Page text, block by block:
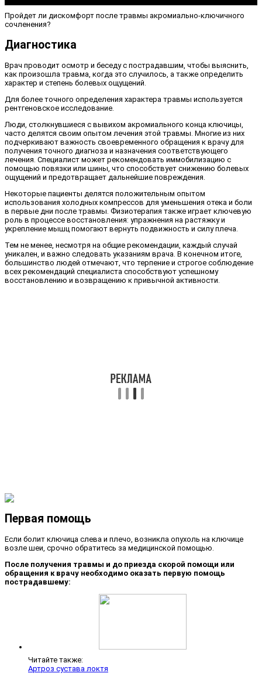
Пройдет ли дискомфорт после травмы акромиально-ключичного
сочленения?
Диагностика
Врач проводит осмотр и беседу с пострадавшим, чтобы выяснить,
как произошла травма, когда это случилось, а также определить
характер и степень болевых ощущений.
Для более точного определения характера травмы используется
рентгеновское исследование.
Люди, столкнувшиеся с вывихом акромиального конца ключицы,
часто делятся своим опытом лечения этой травмы. Многие из них
подчеркивают важность своевременного обращения к врачу для
получения точного диагноза и назначения соответствующего
лечения. Специалист может рекомендовать иммобилизацию с
помощью повязки или шины, что способствует снижению болевых
ощущений и предотвращает дальнейшие повреждения.
Некоторые пациенты делятся положительным опытом
использования холодных компрессов для уменьшения отека и боли
в первые дни после травмы. Физиотерапия также играет ключевую
роль в процессе восстановления: упражнения на растяжку и
укрепление мышц помогают вернуть подвижность и силу плеча.
Тем не менее, несмотря на общие рекомендации, каждый случай
уникален, и важно следовать указаниям врача. В конечном итоге,
большинство людей отмечают, что терпение и строгое соблюдение
всех рекомендаций специалиста способствуют успешному
восстановлению и возвращению к привычной активности.
Первая помощь
Если болит ключица слева и плечо, возникла опухоль на ключице
возле шеи, срочно обратитесь за медицинской помощью.
После получения травмы и до приезда скорой помощи или
обращения к врачу необходимо оказать первую помощь
пострадавшему:
Читайте также:
Артроз сустава локтя